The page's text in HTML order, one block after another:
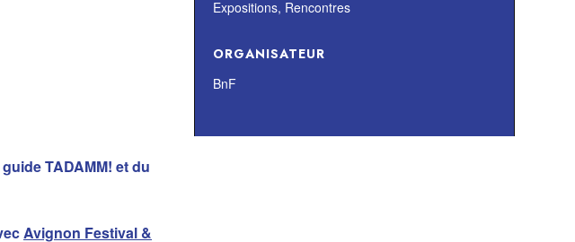
TADAMM! et du
Avignon Festival &
Expositions, Rencontres
ORGANISATEUR
BnF